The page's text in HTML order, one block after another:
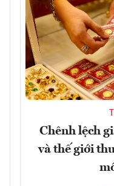
Chênh lệch
và thế giới